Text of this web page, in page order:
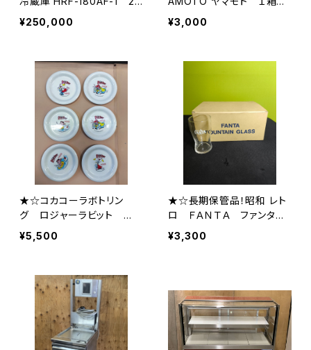
23年製
¥250,000
ゴグル形保護めがね YG-
5090 HF N☆★
¥3,000
★☆コカコーラボトリン
グ ロジャーラビット
皿 プレート 6枚セット
コカ・コーラ 昭和レトロ
¥5,500
★☆長期保管品！昭和 レト
ロ ＦＡＮＴＡ ファンタ
コップ 12個入り 1箱☆★
¥3,300